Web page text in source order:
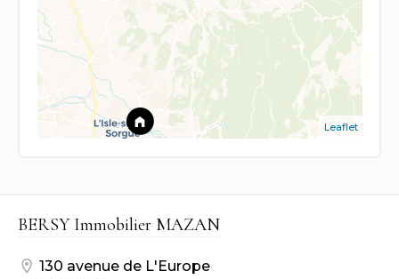
Leaflet
BERSY Immobilier MAZAN
130 avenue de L'Europe